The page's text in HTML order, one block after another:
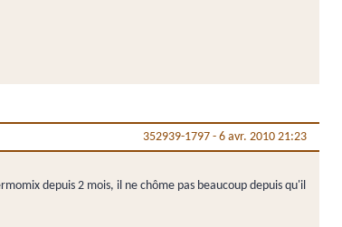
352939-1797 - 6 avr. 2010 21:23
depuis 2 mois, il ne chôme pas beaucoup depuis qu'il